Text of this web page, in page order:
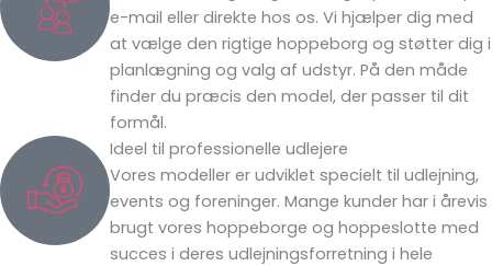
e-mail eller direkte hos os. Vi hjælper dig med
at vælge den rigtige hoppeborg og støtter dig i
planlægning og valg af udstyr. På den måde
finder du præcis den model, der passer til dit
formål.
Ideel til professionelle udlejere
Vores modeller er udviklet specielt til udlejning,
events og foreninger. Mange kunder har i årevis
brugt vores hoppeborge og hoppeslotte med
succes i deres udlejningsforretning i hele